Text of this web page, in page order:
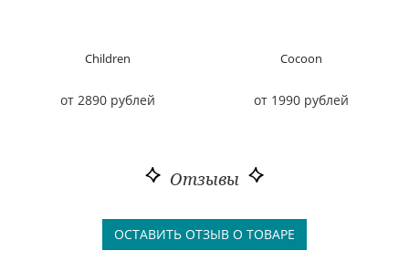
Children
от 2890 рублей
Cocoon
от 1990 рублей
Отзывы
ОСТАВИТЬ ОТЗЫВ О ТОВАРЕ